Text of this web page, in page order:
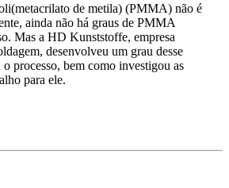
de metila) (PMMA) não é
ainda não há graus de PMMA
Mas a HD Kunststoffe, empresa
desenvolveu um grau desse
processo, bem como investigou as
para ele.